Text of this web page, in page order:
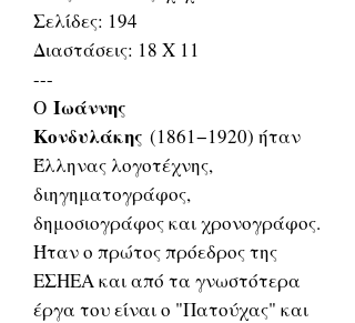
Σελίδες: 194
Διαστάσεις: 18 Χ 11
---
Ο Ιωάννης
Κονδυλάκης (1861−1920) ήταν
Έλληνας λογοτέχνης,
διηγηματογράφος,
δημοσιογράφος και χρονογράφος.
Ήταν ο πρώτος πρόεδρος της
ΕΣΗΕΑ και από τα γνωστότερα
έργα του είναι ο "Πατούχας" και